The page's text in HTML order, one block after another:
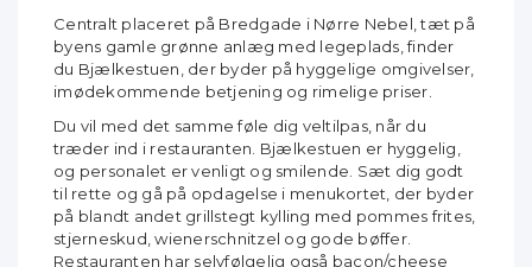
Centralt placeret på Bredgade i Nørre Nebel, tæt på
byens gamle grønne anlæg med legeplads, finder
du Bjælkestuen, der byder på hyggelige omgivelser,
imødekommende betjening og rimelige priser.
Du vil med det samme føle dig veltilpas, når du
træder ind i restauranten. Bjælkestuen er hyggelig,
og personalet er venligt og smilende. Sæt dig godt
til rette og gå på opdagelse i menukortet, der byder
på blandt andet grillstegt kylling med pommes frites,
stjerneskud, wienerschnitzel og gode bøffer.
Restauranten har selvfølgelig også bacon/cheese